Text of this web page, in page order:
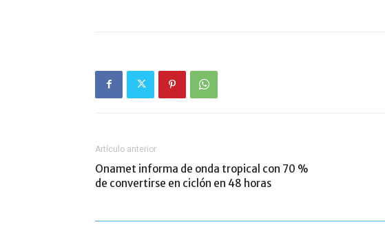
Artículo anterior
Onamet informa de onda tropical con 70 %
de convertirse en ciclón en 48 horas